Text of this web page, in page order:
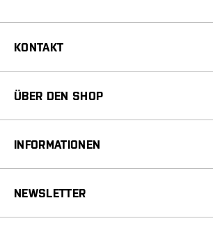
KONTAKT
ÜBER DEN SHOP
INFORMATIONEN
NEWSLETTER